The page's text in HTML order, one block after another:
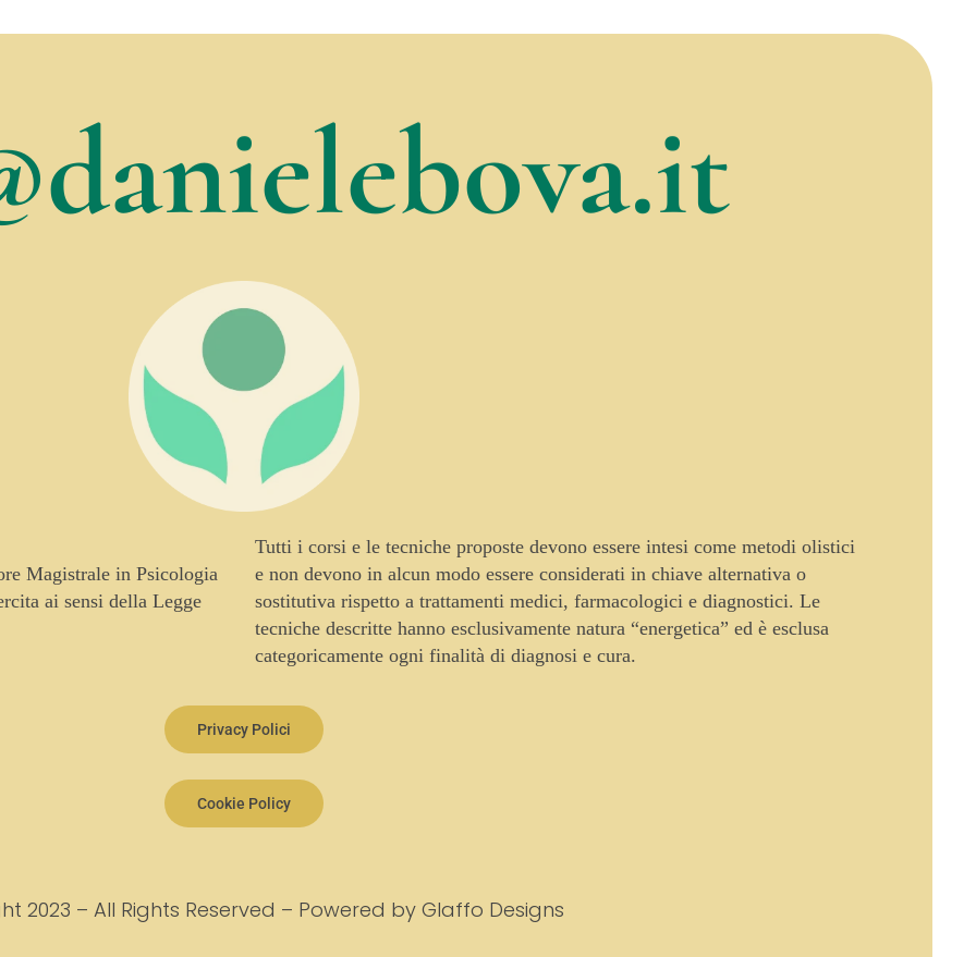
Magistrale in Psicologia
ai sensi della Legge
Tutti i corsi e le tecniche proposte devono essere intesi come metodi olistici
e non devono in alcun modo essere considerati in chiave alternativa o
sostitutiva rispetto a trattamenti medici, farmacologici e diagnostici. Le
tecniche descritte hanno esclusivamente natura “energetica” ed è esclusa
categoricamente ogni finalità di diagnosi e cura.
Privacy Polici
Cookie Policy
2023 – All Rights Reserved – Powered by Glaffo Designs